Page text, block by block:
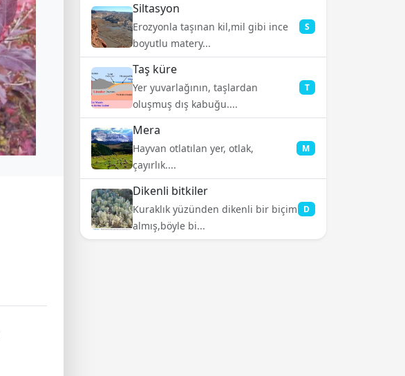
Siltasyon
Erozyonla taşınan kil,mil gibi ince
boyutlu matery...
S
Taş küre
Yer yuvarlağının, taşlardan
oluşmuş dış kabuğu....
T
Mera
Hayvan otlatılan yer, otlak,
çayırlık....
M
Dikenli bitkiler
Kuraklık yüzünden dikenli bir biçim
almış,böyle bi...
D